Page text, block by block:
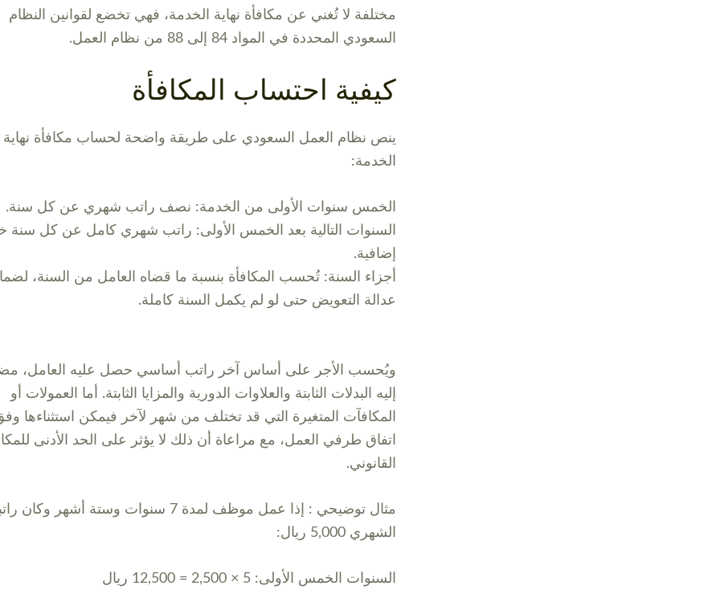
مختلفة لا تُغني عن مكافأة نهاية الخدمة، فهي تخضع لقوانين النظام
السعودي المحددة في المواد 84 إلى 88 من نظام العمل.
كيفية احتساب المكافأة
ينص نظام العمل السعودي على طريقة واضحة لحساب مكافأة نهاية
الخدمة:
الخمس سنوات الأولى من الخدمة: نصف راتب شهري عن كل سنة.
السنوات التالية بعد الخمس الأولى: راتب شهري كامل عن كل سنة
إضافية.
أجزاء السنة: تُحسب المكافأة بنسبة ما قضاه العامل من السنة،
عدالة التعويض حتى لو لم يكمل السنة كاملة.
ويُحسب الأجر على أساس آخر راتب أساسي حصل عليه العامل،
إليه البدلات الثابتة والعلاوات الدورية والمزايا الثابتة. أما العمولات أو
المكافآت المتغيرة التي قد تختلف من شهر لآخر فيمكن استثناءها
اتفاق طرفي العمل، مع مراعاة أن ذلك لا يؤثر على الحد الأدنى
القانوني.
مثال توضيحي : إذا عمل موظف لمدة 7 سنوات وستة أشهر وكان
الشهري 5,000 ريال:
السنوات الخمس الأولى: 5 × 2,500 = 12,500 ريال